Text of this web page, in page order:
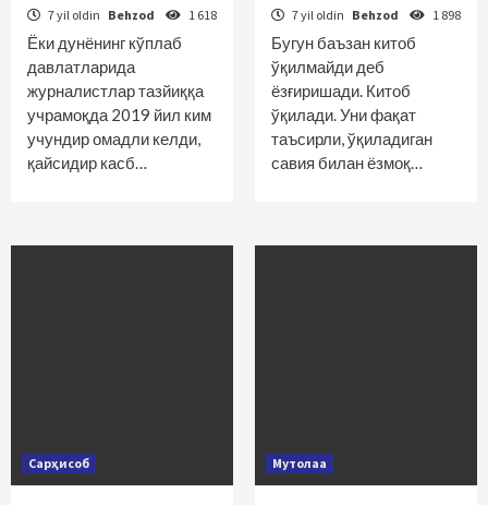
7 yil oldin Behzod 1 618
Ёки дунёнинг кўплаб
давлатларида
журналистлар тазйиққа
учрамоқда 2019 йил ким
учундир омадли келди,
қайсидир касб…
7 yil oldin Behzod 1 898
Бугун баъзан китоб
ўқилмайди деб
ёзғиришади. Китоб
ўқилади. Уни фақат
таъсирли, ўқиладиган
савия билан ёзмоқ…
Сарҳисоб Мутолаа